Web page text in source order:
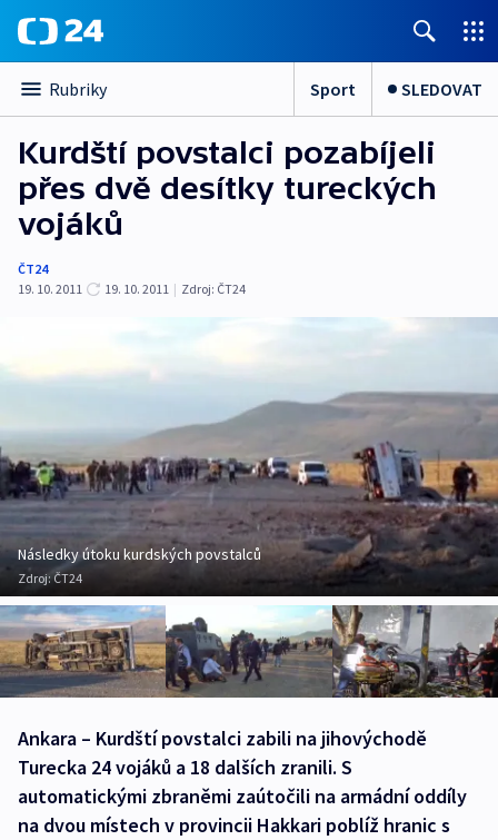
Rubriky Sport SLEDOVAT
Kurdští povstalci pozabíjeli
přes dvě desítky tureckých
vojáků
ČT24
19. 10. 2011
19. 10. 2011 | Zdroj: ČT24
Následky útoku kurdských povstalců
Zdroj:ČT24
Ankara – Kurdští povstalci zabili na jihovýchodě
Turecka 24 vojáků a 18 dalších zranili. S
automatickými zbraněmi zaútočili na armádní oddíly
na dvou místech v provincii Hakkari poblíž hranic s